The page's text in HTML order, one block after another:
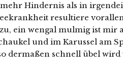
Hindernis als in
resultiere
ein wengal mulmig ist mir
und im Karussel am
dermaßen schnell übel